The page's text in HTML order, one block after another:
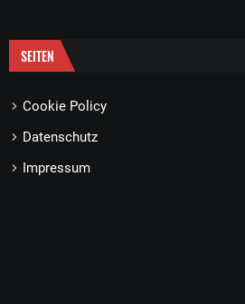
SEITEN
Cookie Policy
Datenschutz
Impressum